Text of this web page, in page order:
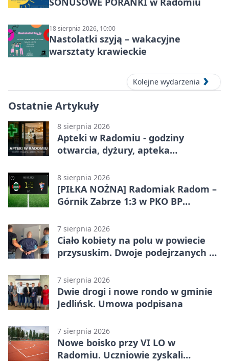
18 sierpnia 2026, 10:00
Nastolatki szyją – wakacyjne
warsztaty krawieckie
Kolejne wydarzenia
Ostatnie Artykuły
8 sierpnia 2026
Apteki w Radomiu - godziny
otwarcia, dyżury, apteka
8 sierpnia 2026
[PIŁKA NOŻNA] Radomiak Radom –
Górnik Zabrze 1:3 w PKO BP
golami pogrążył gospodarzy
7 sierpnia 2026
Ciało kobiety na polu w powiecie
przysuskim. Dwoje podejrzanych w
7 sierpnia 2026
Dwie drogi i nowe rondo w gminie
Jedlińsk. Umowa podpisana
7 sierpnia 2026
Nowe boisko przy VI LO w
Radomiu. Uczniowie zyskali